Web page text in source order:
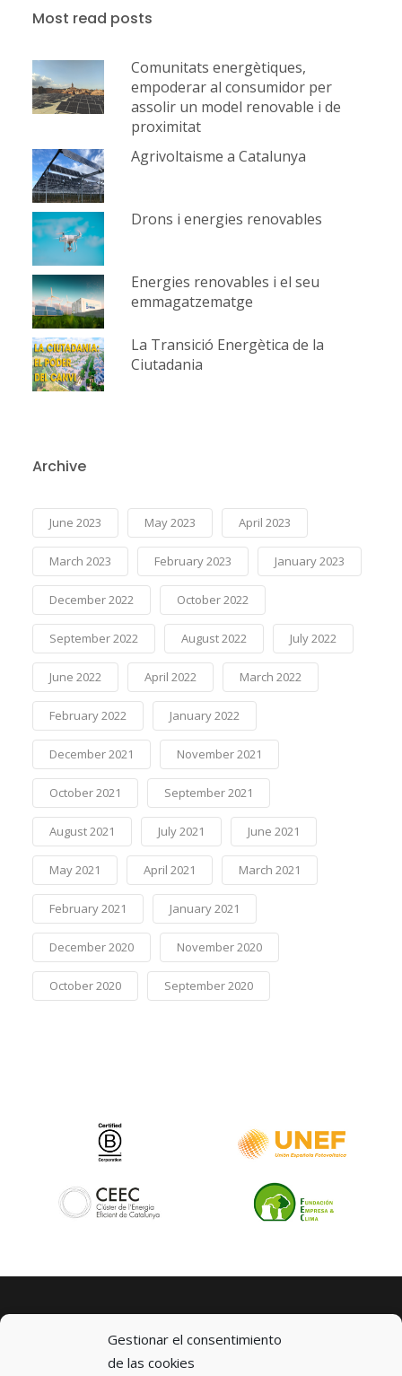
Gestionar el consentimiento
de las cookies
Most read posts
Comunitats energètiques,
empoderar al consumidor per
assolir un model renovable i de
proximitat
Agrivoltaisme a Catalunya
Drons i energies renovables
Energies renovables i el seu
emmagatzematge
La Transició Energètica de la
Ciutadania
Archive
June 2023 May 2023 April 2023
March 2023 February 2023 January 2023
December 2022 October 2022
September 2022 August 2022 July 2022
June 2022 April 2022 March 2022
February 2022 January 2022
December 2021 November 2021
October 2021 September 2021
August 2021 July 2021 June 2021
May 2021 April 2021 March 2021
February 2021 January 2021
December 2020 November 2020
October 2020 September 2020